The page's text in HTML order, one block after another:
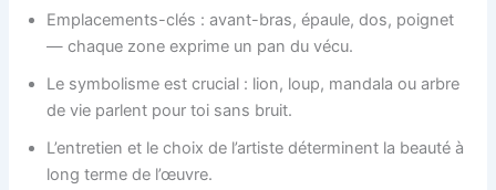
Emplacements-clés : avant-bras, épaule, dos, poignet
— chaque zone exprime un pan du vécu.
Le symbolisme est crucial : lion, loup, mandala ou arbre
de vie parlent pour toi sans bruit.
L’entretien et le choix de l’artiste déterminent la beauté à
long terme de l’œuvre.